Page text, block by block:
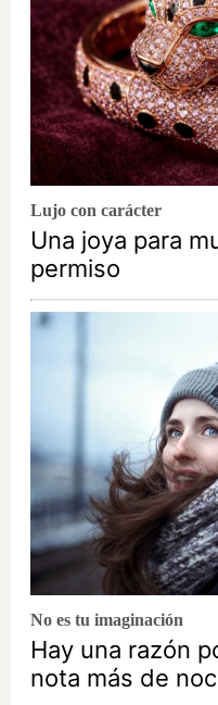
Lujo con carácter
Una joya para
permiso
No es tu imaginación
Hay una razón
nota más de